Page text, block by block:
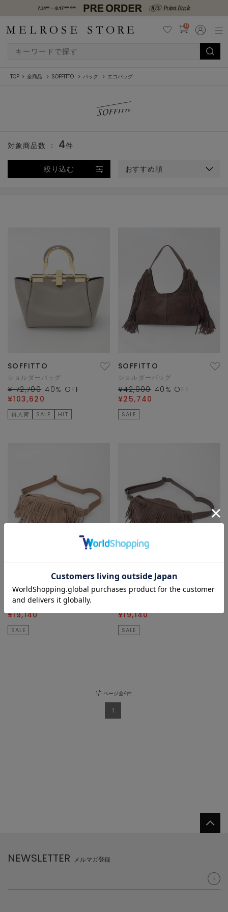
0
TOP 全商品 SOFFITTO バッグ エコバッグ
絞り込む おすすめ順
対象商品数 ： 4件
SOFFITTO
ショルダーバッグ
¥172,700 40% OFF
¥103,620
再入荷 SALE HIT
SOFFITTO
ショルダーバッグ
¥42,900 40 % OFF
¥25,740
SALE
ショルダーバッグ
¥31,900 40% OFF
¥19,140
SALE
SOFFITTO
ショルダーバッグ
¥19,140
SALE
1/1 ページ全4件
1
NEWSLETTER メルマガ登録